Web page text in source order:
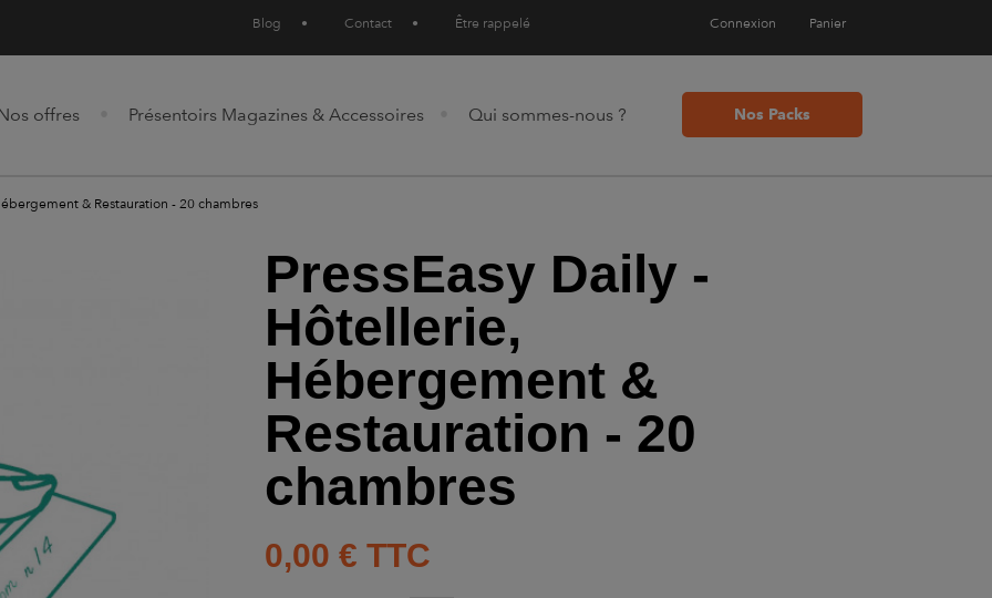
Blog • Contact • Être rappelé Panier
Connexion
offres Présentoirs Magazines & Accessoires Qui sommes-nous ? Nos Packs
& Restauration - 20 chambres
PressEasy Daily -
Hôtellerie,
Hébergement &
Restauration - 20
chambres
0,00 € TTC